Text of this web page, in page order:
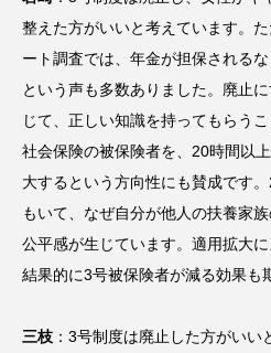
整えた方がいいと考えています。
ート調査では、年金が担保される
という声も多数ありました。廃止
じて、正しい知識を持ってもらう
社会保険の被保険者を、20時間以
大するという方向性にも賛成です
もいて、なぜ自分が他人の扶養家
公平感が生じています。適用拡大
結果的に3号被保険者が減る効果も
三枝 ：3号制度は廃止した方がい